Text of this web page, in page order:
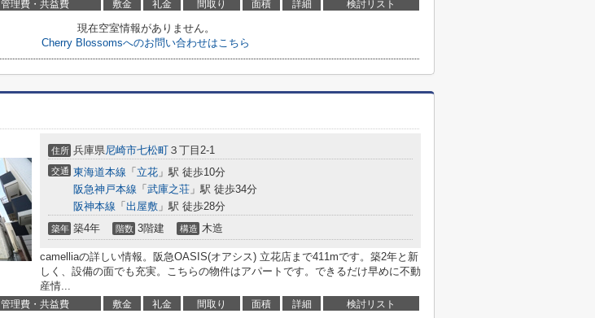
管理費・共益費 敷金 礼金 間取り 面積 詳細 検討リスト
現在空室情報がありません。
Cherry Blossomsへのお問い合わせはこちら
住所 兵庫県尼崎市七松町 ３丁目2-1
交通 東海道本線 「 立花 」駅 徒歩10分
阪急神戸本線 「 武庫之荘 」駅 徒歩34分
阪神本線 「 出屋敷 」駅 徒歩28分
築年 築4年 階数 3階建 構造 木造
camelliaの詳しい情報。阪急OASIS(オアシス) 立花店まで411mです。築2年と新
しく、設備の面でも充実。こちらの物件はアパートです。できるだけ早めに不動
産情...
管理費・共益費 敷金 礼金 間取り 面積 詳細 検討リスト